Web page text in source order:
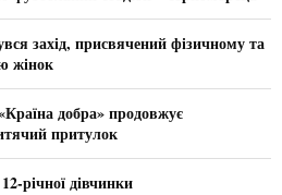
C
захід, присвячений фізичному та
жінок
добра» продовжує
притулок
річної дівчинки